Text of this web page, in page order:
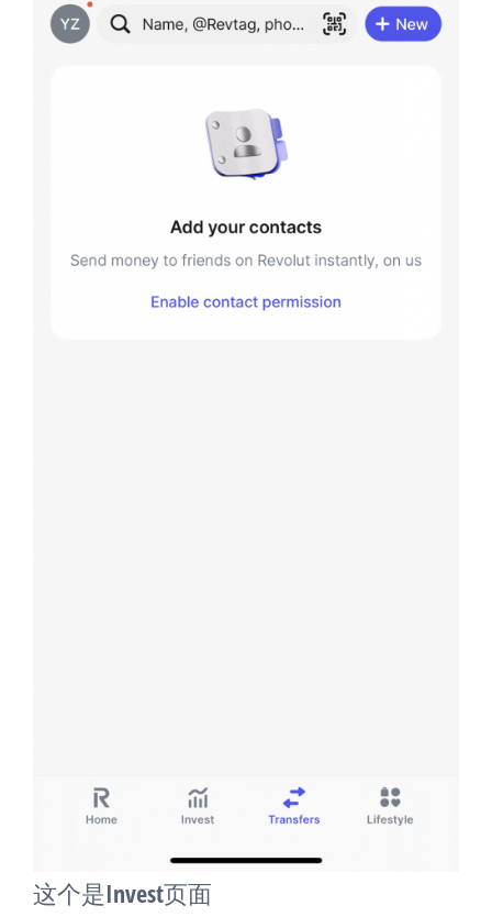
这个是Invest页面